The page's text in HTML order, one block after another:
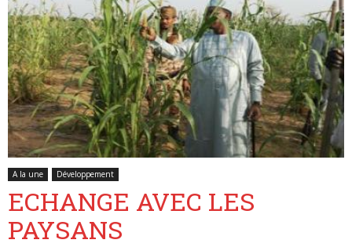
Tchad
de
A la une Développement
ECHANGE AVEC LES
PAYSANS